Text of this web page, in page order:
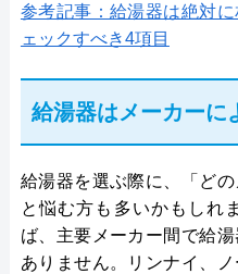
参考記事：給湯器は絶対
ェックすべき4項目
給湯器はメーカーに
給湯器を選ぶ際に、「どの
と悩む方も多いかもしれ
ば、主要メーカー間で給
ありません。リンナイ、